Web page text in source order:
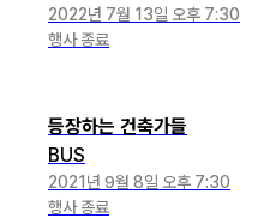
2022년 7월 13일 오후 7:30
행사 종료
등장하는 건축가들
BUS
2021년 9월 8일 오후 7:30
행사 종료